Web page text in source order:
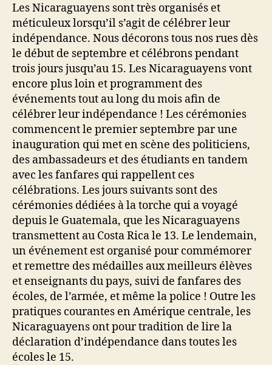
Les Nicaraguayens sont très organisés et
méticuleux lorsqu’il s’agit de célébrer leur
indépendance. Nous décorons tous nos rues dès
le début de septembre et célébrons pendant
trois jours jusqu’au 15. Les Nicaraguayens vont
encore plus loin et programment des
événements tout au long du mois afin de
célébrer leur indépendance ! Les cérémonies
commencent le premier septembre par une
inauguration qui met en scène des politiciens,
des ambassadeurs et des étudiants en tandem
avec les fanfares qui rappellent ces
célébrations. Les jours suivants sont des
cérémonies dédiées à la torche qui a voyagé
depuis le Guatemala, que les Nicaraguayens
transmettent au Costa Rica le 13. Le lendemain,
un événement est organisé pour commémorer
et remettre des médailles aux meilleurs élèves
et enseignants du pays, suivi de fanfares des
écoles, de l’armée, et même la police ! Outre les
pratiques courantes en Amérique centrale, les
Nicaraguayens ont pour tradition de lire la
déclaration d’indépendance dans toutes les
écoles le 15.